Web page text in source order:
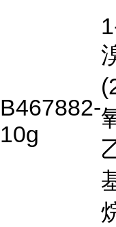
B467882-
10g